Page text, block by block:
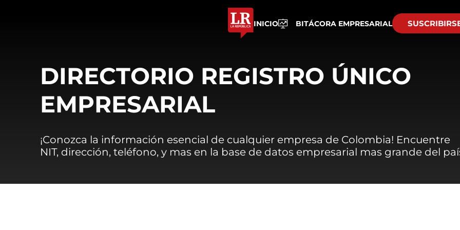
INICIO BITÁCORA EMPRESARIAL
DIRECTORIO REGISTRO ÚNICO
EMPRESARIAL
¡Conozca la información esencial de cualquier empresa de Colombia! Encuentre
NIT, dirección, teléfono, y mas en la base de datos empresarial mas grande del